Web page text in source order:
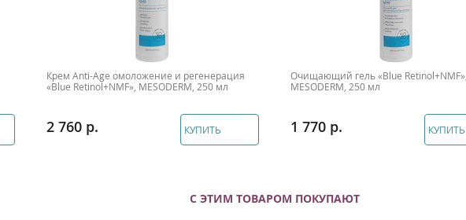
Крем Anti-Age омоложение и регенерация
«Blue Retinol+NMF», MESODERM, 250 мл
2 760 КУПИТЬ
Очищающий гель «Blue Retinol+NMF»,
MESODERM, 250 мл
1 770 КУПИТЬ
С ЭТИМ ТОВАРОМ ПОКУПАЮТ